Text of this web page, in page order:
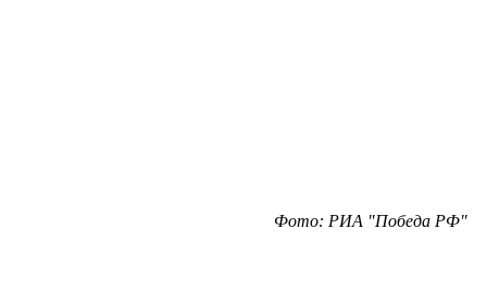
Фото: РИА "Победа РФ"